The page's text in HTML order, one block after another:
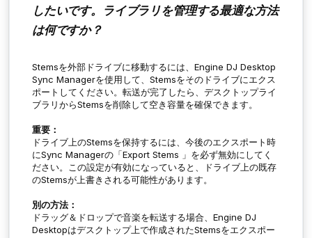
したいです。ライブラリを管理する最適な方法
は何ですか？
Stemsを外部ドライブに移動するには、Engine DJ Desktop
Sync Managerを使用して、Stemsをそのドライブにエクス
ポートしてください。転送が完了したら、デスクトップライ
ブラリからStemsを削除して空き容量を確保できます。
重要：
ドライブ上のStemsを保持するには、今後のエクスポート時
にSync Managerの「Export Stems 」を必ず無効にしてく
ださい。この設定が有効になっていると、ドライブ上の既存
のStemsが上書きされる可能性があります。
別の方法：
ドラッグ＆ドロップで音楽を転送する場合、Engine DJ
Desktopはデスクトップ上で作成されたStemsをエクスポー